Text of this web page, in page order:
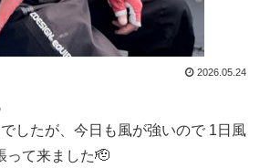
2026.05.24
したが、今日も風が強いので 1日風
って来ました🫡